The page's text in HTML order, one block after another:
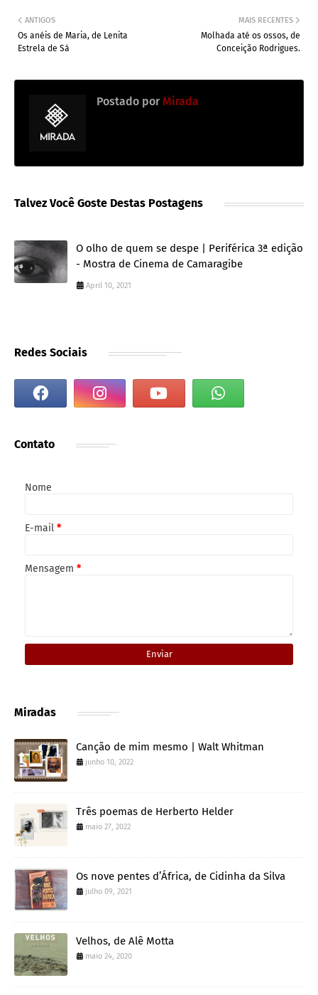
MAIS RECENTES
Molhada até os ossos, de
Conceição Rodrigues.
ANTIGOS
Os anéis de Maria, de Lenita
Estrela de Sá
Postado por Mirada
Talvez Você Goste Destas Postagens
O olho de quem se despe | Periférica 3ª edição
- Mostra de Cinema de Camaragibe
April 10, 2021
Redes Sociais
Contato
Nome
E-mail *
Mensagem *
Miradas
Canção de mim mesmo | Walt Whitman
junho 10, 2022
Três poemas de Herberto Helder
maio 27, 2022
Os nove pentes d’África, de Cidinha da Silva
julho 09, 2021
Velhos, de Alê Motta
maio 24, 2020